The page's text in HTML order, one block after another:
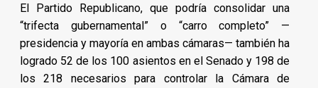
El Partido Republicano, que podría consolidar una
“trifecta gubernamental” o “carro completo” —
presidencia y mayoría en ambas cámaras— también ha
logrado 52 de los 100 asientos en el Senado y 198 de
los 218 necesarios para controlar la Cámara de